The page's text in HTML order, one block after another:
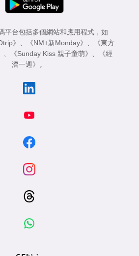
平台包括多個網站和應用程式，如
》 、 《NM+新Monday》 、
《東方
、 《Sunday Kiss 親子童萌》 、
《經
濟一週》 。